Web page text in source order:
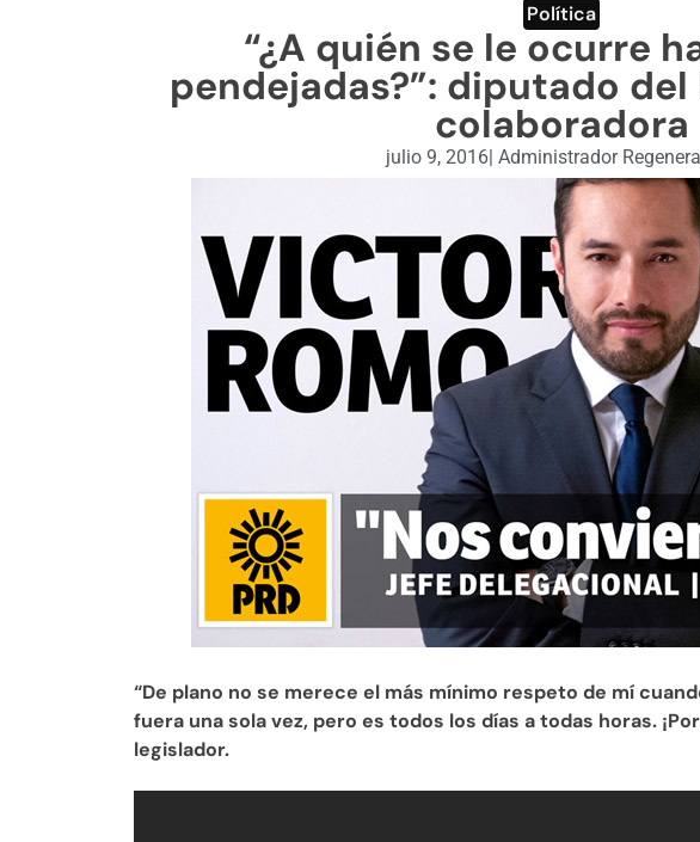
Política
“¿A quién se le ocurre
pendejadas?”: diputado del
colaboradora
julio 9, 2016 Administrador
“De plano no se merece el más mínimo respeto de mí
fuera una sola vez, pero es todos los días a todas horas.
legislador.